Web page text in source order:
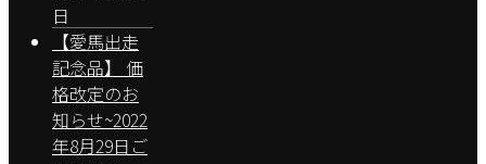
日
【愛馬出走
記念品】 価
格改定のお
知らせ~2022
年8月29日ご